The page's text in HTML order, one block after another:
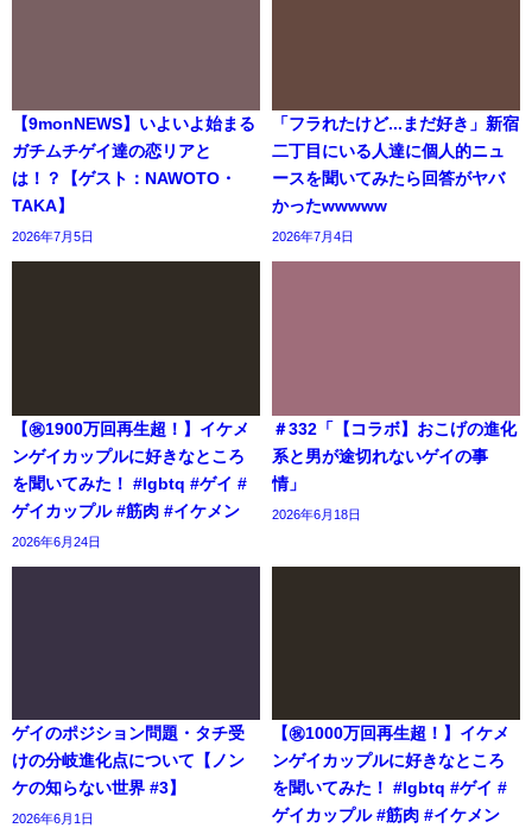
【9monNEWS】いよいよ始まる
ガチムチゲイ達の恋リアと
は！？【ゲスト：NAWOTO・
TAKA】
2026年7月5日
「フラれたけど...まだ好き」新宿
二丁目にいる人達に個人的ニュ
ースを聞いてみたら回答がヤバ
かったwwwww
2026年7月4日
【㊗️1900万回再生超！】イケメ
ンゲイカップルに好きなところ
を聞いてみた！ #lgbtq #ゲイ #
ゲイカップル #筋肉 #イケメン
2026年6月24日
＃332「【コラボ】おこげの進化
系と男が途切れないゲイの事
情」
2026年6月18日
ゲイのポジション問題・タチ受
けの分岐進化点について【ノン
ケの知らない世界 #3】
2026年6月1日
【㊗️1000万回再生超！】イケメ
ンゲイカップルに好きなところ
を聞いてみた！ #lgbtq #ゲイ #
ゲイカップル #筋肉 #イケメン